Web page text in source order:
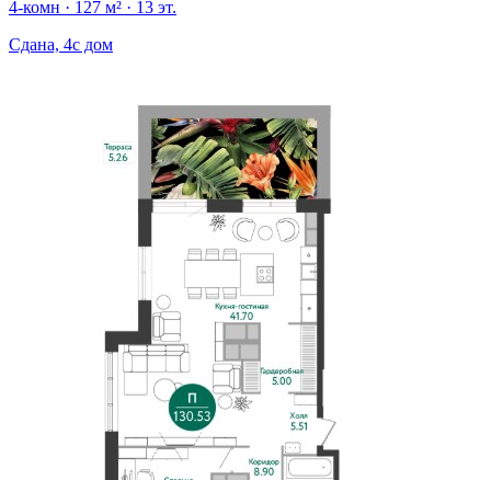
4-комн · 127 м² · 13 эт.
Сдана, 4c дом